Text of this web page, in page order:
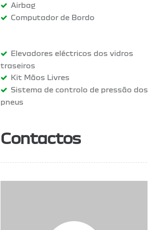
Airbag
Computador de Bordo
Elevadores eléctricos dos vidros
traseiros
Kit Mãos Livres
Sistema de controlo de pressão dos
pneus
Contactos